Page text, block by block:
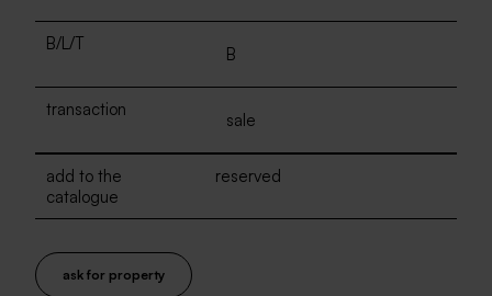
B/L/T
B
transaction
sale
add to the
catalogue
reserved
ask for property